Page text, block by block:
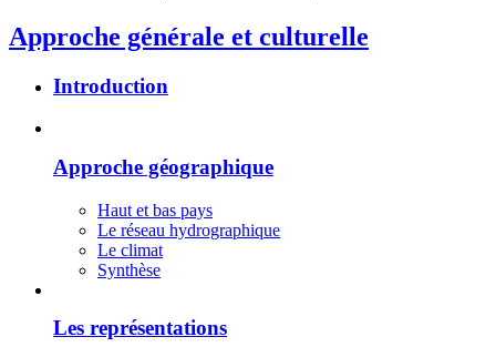
Approche générale et culturelle
Introduction
Approche géographique
Haut et bas pays
Le réseau hydrographique
Le climat
Synthèse
Les représentations